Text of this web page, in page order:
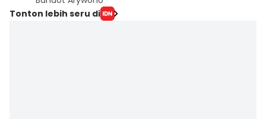
Tonton lebih seru di